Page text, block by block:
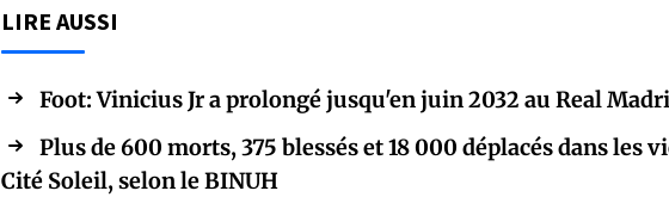
LIRE AUSSI
Foot: Vinicius Jr a prolongé jusqu'en juin 2032 au Real
Plus de 600 morts, 375 blessés et 18 000 déplacés dans les
Cité Soleil, selon le BINUH